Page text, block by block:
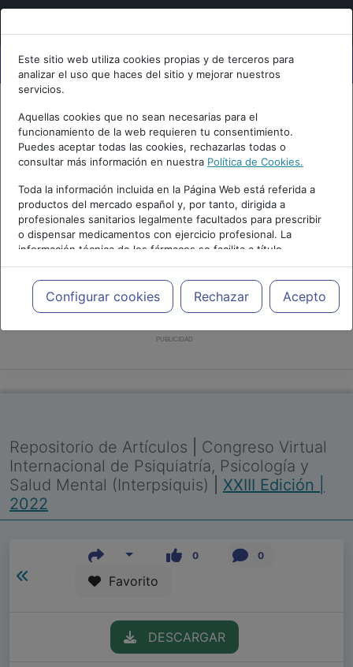
Este sitio web utiliza cookies propias y de terceros para
analizar el uso que haces del sitio y mejorar nuestros
servicios.
Aquellas cookies que no sean necesarias para el
funcionamiento de la web requieren tu consentimiento.
Puedes aceptar todas las cookies, rechazarlas todas o
consultar más información en nuestra Política de Cookies.
Toda la información incluida en la Página Web está referida a
productos del mercado español y, por tanto, dirigida a
profesionales sanitarios legalmente facultados para prescribir
o dispensar medicamentos con ejercicio profesional. La
información técnica de los fármacos se facilita a título
meramente informativo, siendo responsabilidad de los
profesionales facultados prescribir medicamentos y decidir, en
cada caso concreto, el tratamiento más adecuado a las
necesidades del paciente.
Configurar cookies Rechazar Acepto
PUBLICIDAD
Repositorio de Artículos
Congreso Virtual
Internacional de Psiquiatría, Psicología y
Salud Mental (Interpsiquis)
XXIII Edición |
2022
0 0
Favorito
DESCARGAR